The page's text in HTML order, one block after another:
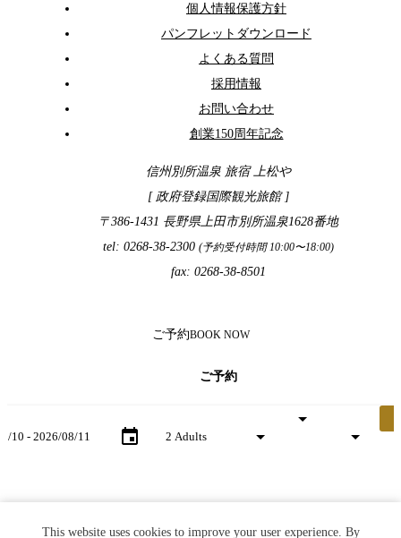
個人情報保護方針
パンフレットダウンロード
よくある質問
採用情報
お問い合わせ
創業150周年記念
信州別所温泉 旅宿 上松や
[ 政府登録国際観光旅館 ]
〒386-1431 長野県上田市別所温泉1628番地
tel: 0268-38-2300 (予約受付時間 10:00〜18:00)
fax: 0268-38-8501
ご予約BOOK NOW
ご予約
This website uses cookies to improve your user experience. By